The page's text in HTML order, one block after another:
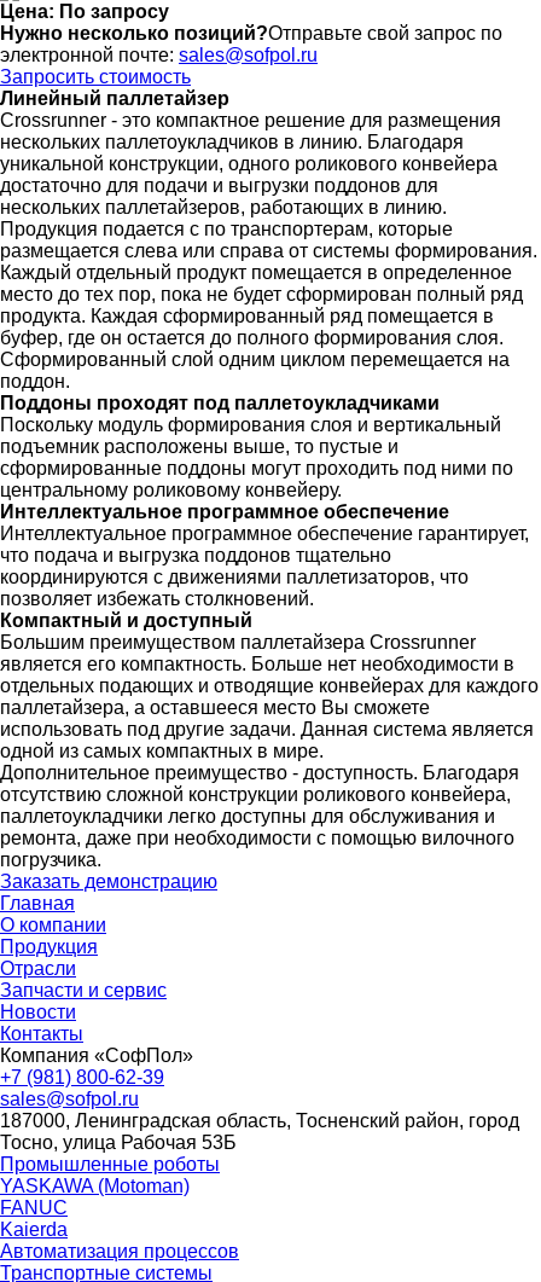
Цена: По запросу
Нужно несколько позиций?Отправьте свой запрос по
электронной почте: sales@sofpol.ru
Запросить стоимость
Линейный паллетайзер
Crossrunner - это компактное решение для размещения
нескольких паллетоукладчиков в линию. Благодаря
уникальной конструкции, одного роликового конвейера
достаточно для подачи и выгрузки поддонов для
нескольких паллетайзеров, работающих в линию.
Продукция подается с по транспортерам, которые
размещается слева или справа от системы формирования.
Каждый отдельный продукт помещается в определенное
место до тех пор, пока не будет сформирован полный ряд
продукта. Каждая сформированный ряд помещается в
буфер, где он остается до полного формирования слоя.
Сформированный слой одним циклом перемещается на
поддон.
Поддоны проходят под паллетоукладчиками
Поскольку модуль формирования слоя и вертикальный
подъемник расположены выше, то пустые и
сформированные поддоны могут проходить под ними по
центральному роликовому конвейеру.
Интеллектуальное программное обеспечение
Интеллектуальное программное обеспечение гарантирует,
что подача и выгрузка поддонов тщательно
координируются с движениями паллетизаторов, что
позволяет избежать столкновений.
Компактный и доступный
Большим преимуществом паллетайзера Crossrunner
является его компактность. Больше нет необходимости в
отдельных подающих и отводящие конвейерах для каждого
паллетайзера, а оставшееся место Вы сможете
использовать под другие задачи. Данная система является
одной из самых компактных в мире.
Дополнительное преимущество - доступность. Благодаря
отсутствию сложной конструкции роликового конвейера,
паллетоукладчики легко доступны для обслуживания и
ремонта, даже при необходимости с помощью вилочного
погрузчика.
Заказать демонстрацию
Главная
О компании
Продукция
Отрасли
Запчасти и сервис
Новости
Контакты
Компания «СофПол»
+7 (981) 800-62-39
sales@sofpol.ru
187000, Ленинградская область, Тосненский район, город
Тосно, улица Рабочая 53Б
Промышленные роботы
YASKAWA (Motoman)
FANUC
Kaierda
Автоматизация процессов
Транспортные системы